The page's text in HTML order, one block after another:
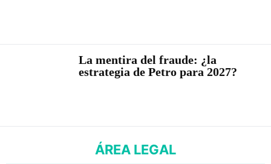
La mentira del fraude: ¿la
estrategia de Petro para 2027?
ÁREA LEGAL